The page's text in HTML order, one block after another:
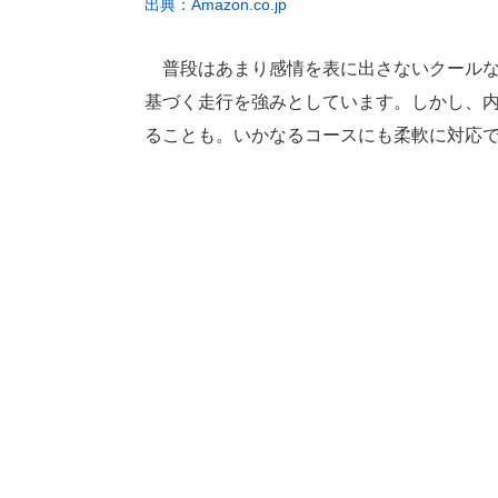
出典：Amazon.co.jp
普段はあまり感情を表に出さないクール
基づく走行を強みとしています。しかし、
ることも。いかなるコースにも柔軟に対応